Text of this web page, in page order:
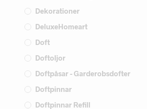
Dekorationer
DeluxeHomeart
Doft
Doftoljor
Doftpåsar - Garderobsdofter
Doftpinnar
Doftpinnar Refill